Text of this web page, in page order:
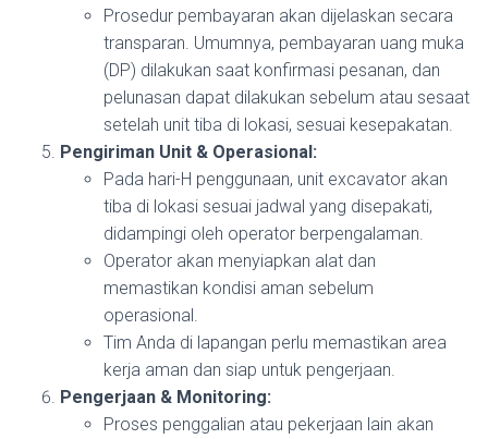
Prosedur pembayaran akan dijelaskan secara
transparan. Umumnya, pembayaran uang muka
(DP) dilakukan saat konfirmasi pesanan, dan
pelunasan dapat dilakukan sebelum atau sesaat
setelah unit tiba di lokasi, sesuai kesepakatan.
Pengiriman Unit & Operasional:
Pada hari-H penggunaan, unit excavator akan
tiba di lokasi sesuai jadwal yang disepakati,
didampingi oleh operator berpengalaman.
Operator akan menyiapkan alat dan
memastikan kondisi aman sebelum
operasional.
Tim Anda di lapangan perlu memastikan area
kerja aman dan siap untuk pengerjaan.
Pengerjaan & Monitoring:
Proses penggalian atau pekerjaan lain akan